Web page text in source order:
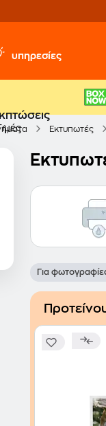
υπηρεσίες
Εκτυπωτές
Για